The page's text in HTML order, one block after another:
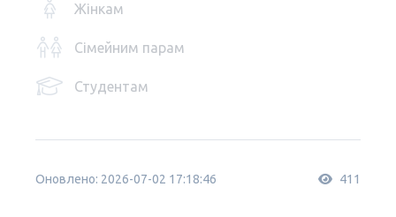
Жінкам
Сімейним парам
Студентам
Оновлено: 2026-07-02 17:18:46 411